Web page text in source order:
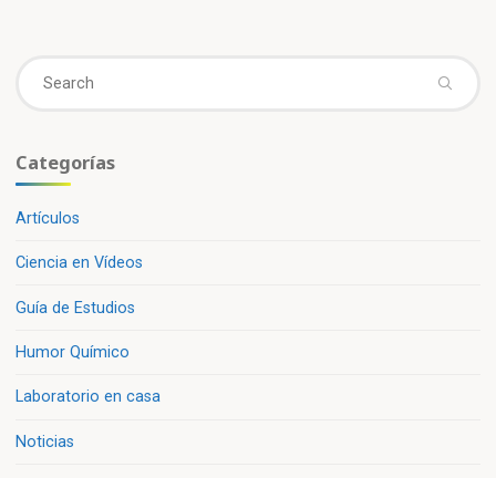
Categorías
Artículos
Ciencia en Vídeos
Guía de Estudios
Humor Químico
Laboratorio en casa
Noticias